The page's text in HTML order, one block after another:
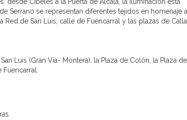
Serrano se representan diferentes tejidos en homenaje
de San Luis, calle de Fuencarral y las plazas de
Luis (Gran Vía- Montera), la Plaza de Colón, la Plaza de